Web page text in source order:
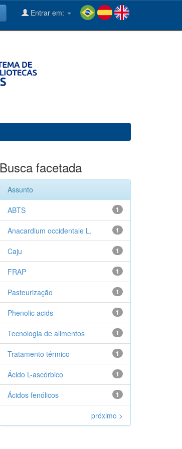
Entrar em:
Busca facetada
Assunto
1
ABTS
1
Anacardium occidentale L.
1
Caju
1
FRAP
1
Pasteurização
1
Phenolic acids
1
Tecnologia de alimentos
1
Tratamento térmico
1
Ácido L-ascórbico
1
Ácidos fenólicos
próximo >